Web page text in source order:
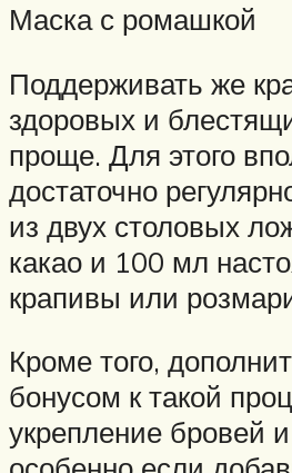
Маска с ромашкой
Поддерживать же
здоровых и
проще. Для этого
достаточно
из двух столовых
какао и 100 мл
крапивы или
Кроме того,
бонусом к такой
укрепление бровей